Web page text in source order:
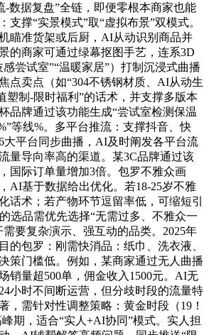
-数据复盘”全链，即便零根本商家也能
支撑“实景模式”取“虚拟布景”双模式。
瞄准货架或后厨，AI从动识别商品并
的商家可通过绿幕抠图手艺，连系3D
尝试室”“温暖家居”）打制沉浸式曲播
点卖点（如“304不锈钢材质、AI从动生
塑制-限时福利”的话术，并支撑多版本
品牌通过该功能生成“尝试室检测保温
等线%。多平台推流：支撑抖音、快
大平台同步曲播，AI及时阐发各平台流
量导向率高的渠道。某3C品牌通过该
国际订单量增加3倍。包罗不雅众画
AI基于数据给出优化。若18-25岁不雅
话术；若产物环节逗留率低，可缩短引
选品需优先选择“无需过多、不雅众一
要复杂演示、强互动的品类。2025年
的包罗：刚需快消品：纸巾、洗衣液、
策门槛低。例如，某商家通过无人曲播
销量超500单，佣金收入1500元。AI无
小时不间断运营，但分歧时段的流量特
，需针对性调整策略：黄金时段（19！
期，适合“实人+AI协同”模式。实人担